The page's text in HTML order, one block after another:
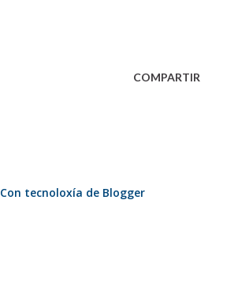
COMPARTIR
Con tecnoloxía de Blogger